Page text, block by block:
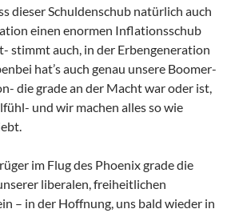
dieser Schuldenschub natürlich auch
einen enormen Inflationsschub
stimmt auch, in der Erbengeneration
hat’s auch genau unsere Boomer-
die grade an der Macht war oder ist,
und wir machen alles so wie
im Flug des Phoenix grade die
liberalen, freiheitlichen
– in der Hoffnung, uns bald wieder in